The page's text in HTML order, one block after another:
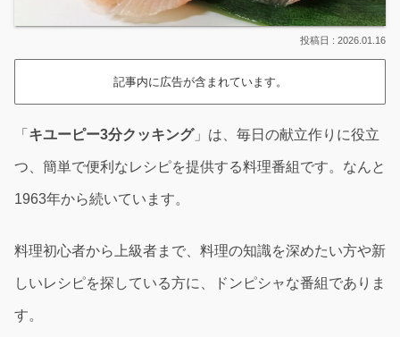
2026.01.16
記事内に広告が含まれています。
「 キユーピー3分クッキング」は、毎日の献立作りに役立
つ、簡単で便利なレシピを提供する料理番組です。なんと
1963年から続いています。
料理初心者から上級者まで、料理の知識を深めたい方や新
しいレシピを探している方に、ドンピシャな番組でありま
す。